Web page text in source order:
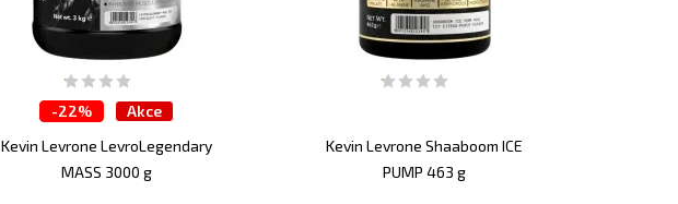
-22%
Akce
Kevin Levrone LevroLegendary
MASS 3000 g
Kevin Levrone Shaaboom ICE
PUMP 463 g